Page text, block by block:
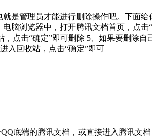
是管理员才能进行删除操作吧。下面
脑浏览器中，打开腾讯文档首页，点
点击“确定”即可删除 5、如果要删除
入回收站，点击“确定”即可
底端的腾讯文档，或直接进入腾讯文